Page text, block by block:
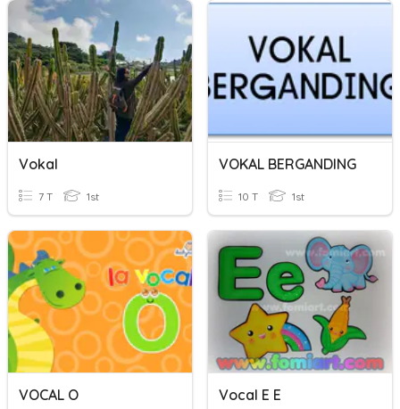
Vokal
7 T 1st
VOKAL BERGANDING
10 T 1st
VOCAL O Vocal E E